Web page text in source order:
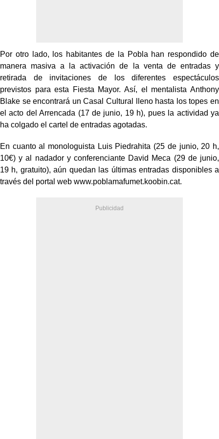
Por otro lado, los habitantes de la Pobla han respondido de
manera masiva a la activación de la venta de entradas y
retirada de invitaciones de los diferentes espectáculos
previstos para esta Fiesta Mayor. Así, el mentalista Anthony
Blake se encontrará un Casal Cultural lleno hasta los topes en
el acto del Arrencada (17 de junio, 19 h), pues la actividad ya
ha colgado el cartel de entradas agotadas.
En cuanto al monologuista Luis Piedrahita (25 de junio, 20 h,
10€) y al nadador y conferenciante David Meca (29 de junio,
19 h, gratuito), aún quedan las últimas entradas disponibles a
través del portal web www.poblamafumet.koobin.cat.